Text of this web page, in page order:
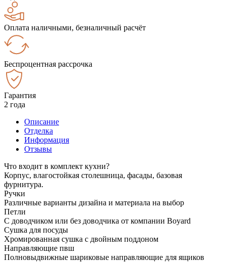
Оплата наличными, безналичный расчёт
Беспроцентная рассрочка
Гарантия
2 года
Описание
Отделка
Информация
Отзывы
Что входит в комплект кухни?
Корпус, влагостойкая столешница, фасады, базовая
фурнитура.
Ручки
Различные варианты дизайна и материала на выбор
Петли
С доводчиком или без доводчика от компании Boyard
Сушка для посуды
Хромированная сушка с двойным поддоном
Направляющие пвш
Полновыдвижные шариковые направляющие для ящиков